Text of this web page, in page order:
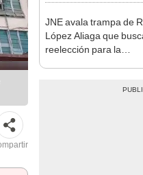
JNE avala trampa de
López Aliaga que
reelección para la